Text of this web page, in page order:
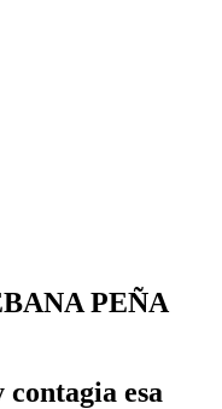
PEÑA
esa